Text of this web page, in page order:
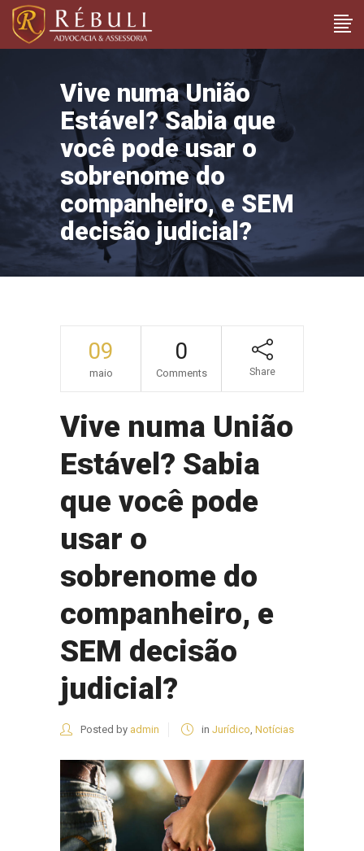
Vive numa União
Estável? Sabia que
você pode usar o
sobrenome do
companheiro, e SEM
decisão judicial?
09
maio
0
Comments Share
Vive numa União
Estável? Sabia
que você pode
usar o
sobrenome do
companheiro, e
SEM decisão
judicial?
Posted by admin in Jurídico, Notícias